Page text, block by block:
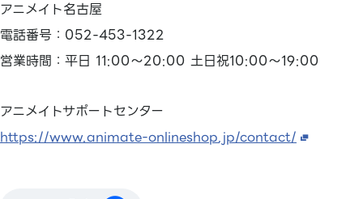
アニメイト名古屋
電話番号：052-453-1322
営業時間：平日 11:00～20:00 土日祝10:00～19:00
アニメイトサポートセンター
https://www.animate-onlineshop.jp/contact/